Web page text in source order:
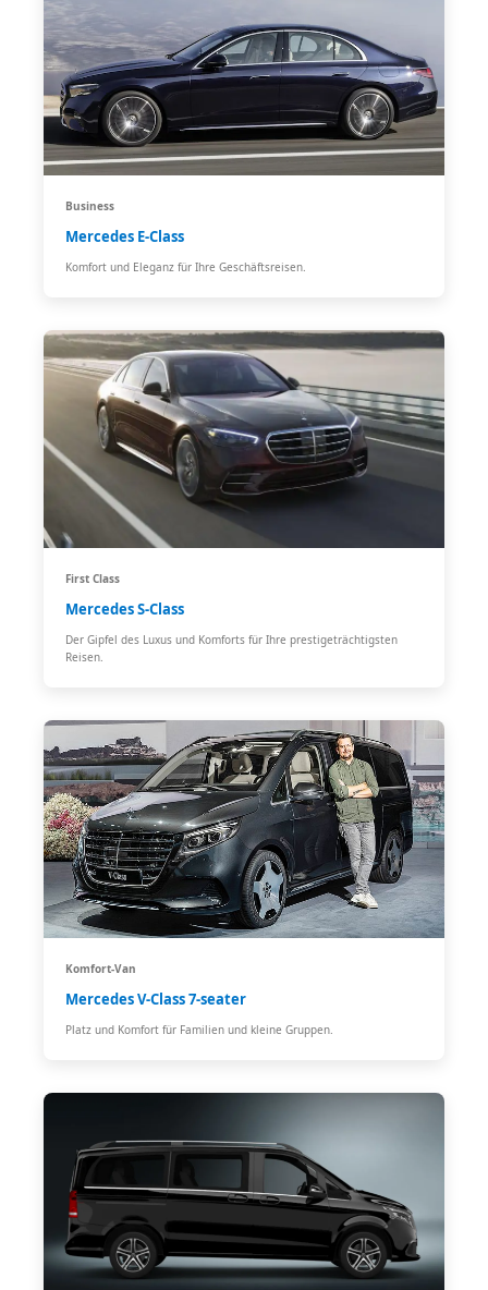
Business
Mercedes E-Class
Komfort und Eleganz für Ihre Geschäftsreisen.
First Class
Mercedes S-Class
Der Gipfel des Luxus und Komforts für Ihre prestigeträchtigsten
Reisen.
Komfort-Van
Mercedes V-Class 7-seater
Platz und Komfort für Familien und kleine Gruppen.